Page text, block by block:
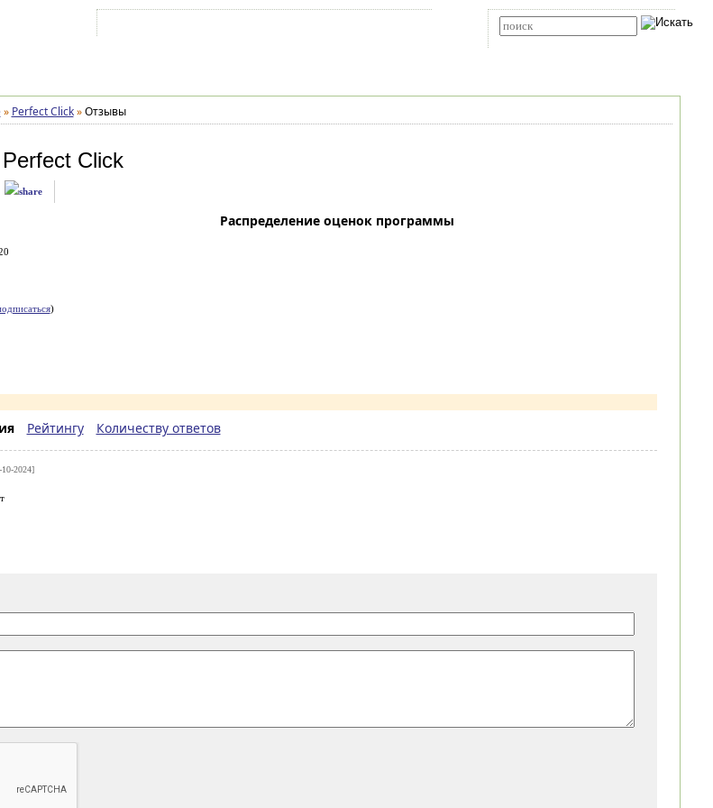
» Perfect Click » Отзывы
Perfect Click
)
Распределение оценок программы
Рейтингу Количеству ответов
2024]